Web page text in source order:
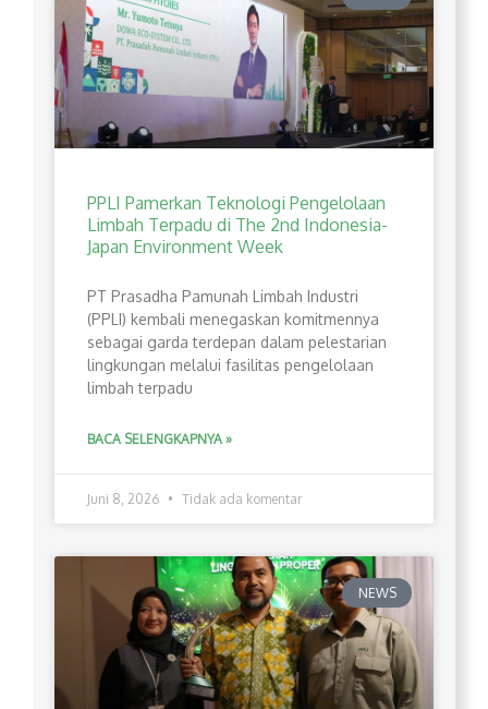
PPLI Pamerkan Teknologi Pengelolaan
Limbah Terpadu di The 2nd Indonesia-
Japan Environment Week
PT Prasadha Pamunah Limbah Industri
(PPLI) kembali menegaskan komitmennya
sebagai garda terdepan dalam pelestarian
lingkungan melalui fasilitas pengelolaan
limbah terpadu
BACA SELENGKAPNYA »
Juni 8, 2026 Tidak ada komentar
NEWS